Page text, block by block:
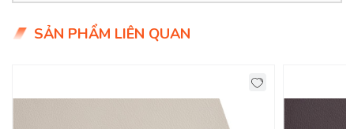
- Giá siêu hợp lý chỉ 9x.000đ/mét
SẢN PHẨM LIÊN QUAN